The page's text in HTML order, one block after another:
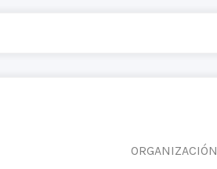
ORGANIZACIÓN